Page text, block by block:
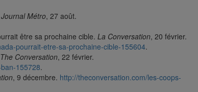
Journal Métro, 27 août.
être sa prochaine cible. La Conversation, 20 février.
pourrait-etre-sa-prochaine-cible-155604.
The Conversation, 22 février.
155728.
, 9 décembre. http://theconversation.com/les-coops-